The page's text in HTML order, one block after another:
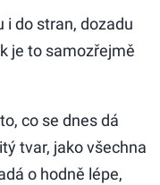
i do stran, dozadu
je to samozřejmě
co se dnes dá
tvar, jako všechna
o hodně lépe,